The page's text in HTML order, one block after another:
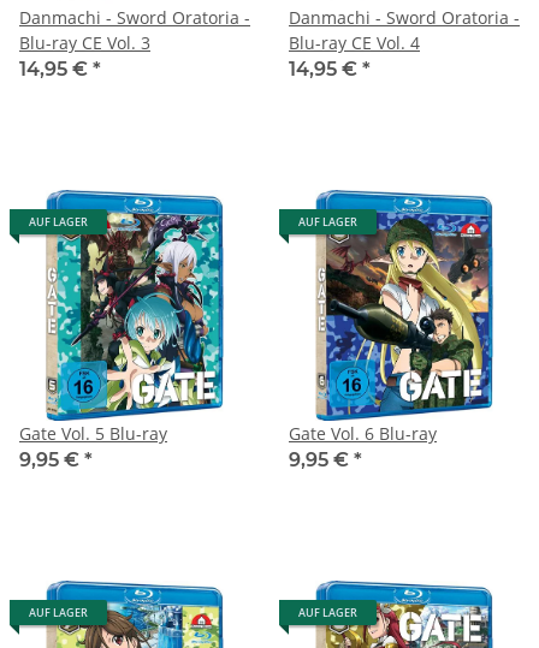
Danmachi - Sword Oratoria -
Blu-ray CE Vol. 3
14,95 € *
Danmachi - Sword Oratoria -
Blu-ray CE Vol. 4
14,95 € *
AUF LAGER
Gate Vol. 5 Blu-ray
9,95 € *
AUF LAGER
Gate Vol. 6 Blu-ray
9,95 € *
AUF LAGER AUF LAGER